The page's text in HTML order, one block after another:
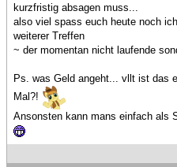
kurzfristig absagen muss...
also viel spass euch heute noch
weiterer Treffen
~ der momentan nicht laufende
Ps. was Geld angeht... vllt ist das
Mal?!
Ansonsten kann mans einfach als